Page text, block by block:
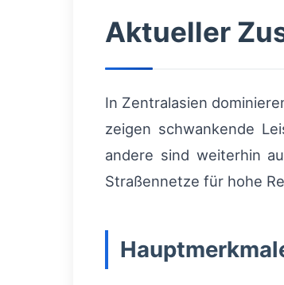
Aktueller
In Zentralasien
zeigen schwankende
andere sind weiterhin
Straßennetze für hohe